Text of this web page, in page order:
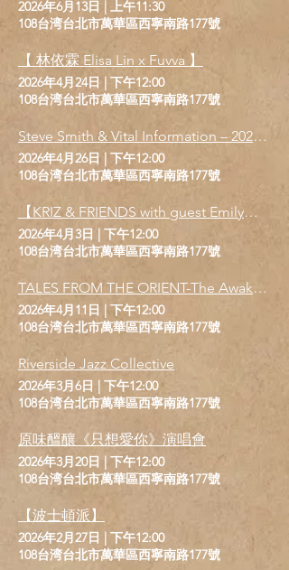
2026年6月13日 | 上午11:30
108台湾台北市萬華區西寧南路177號
【 林依霖 Elisa Lin x Fuvva 】
2026年4月24日 | 下午12:00
108台湾台北市萬華區西寧南路177號
Steve Smith & Vital Information – 2026 亞洲巡演
2026年4月26日 | 下午12:00
108台湾台北市萬華區西寧南路177號
【KRIZ & FRIENDS with guest Emily】鮑比達與朋友們
2026年4月3日 | 下午12:00
108台湾台北市萬華區西寧南路177號
TALES FROM THE ORIENT-The Awakenings Ensemble 【來自東方的故事】亞洲巡迴台北場
2026年4月11日 | 下午12:00
108台湾台北市萬華區西寧南路177號
Riverside Jazz Collective
2026年3月6日 | 下午12:00
108台湾台北市萬華區西寧南路177號
原味醞釀《只想愛你》演唱會
2026年3月20日 | 下午12:00
108台湾台北市萬華區西寧南路177號
【波士頓派】
2026年2月27日 | 下午12:00
108台湾台北市萬華區西寧南路177號